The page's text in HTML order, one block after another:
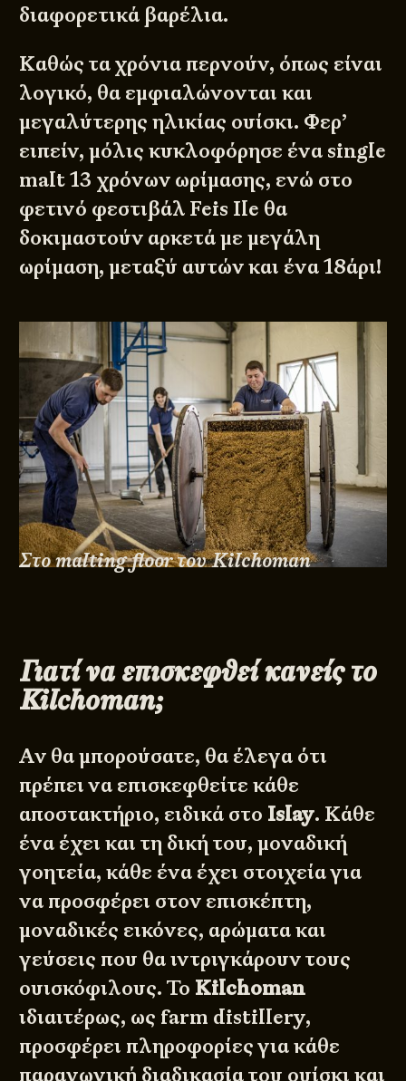
διαφορετικά βαρέλια.
Καθώς τα χρόνια περνούν, όπως είναι
λογικό, θα εμφιαλώνονται και
μεγαλύτερης ηλικίας ουίσκι. Φερ’
ειπείν, μόλις κυκλοφόρησε ένα single
malt 13 χρόνων ωρίμασης, ενώ στο
φετινό φεστιβάλ Feis Ile θα
δοκιμαστούν αρκετά με μεγάλη
ωρίμαση, μεταξύ αυτών και ένα 18άρι!
Στο malting floor του Kilchoman
Γιατί να επισκεφθεί κανείς το
Kilchoman;
Αν θα μπορούσατε, θα έλεγα ότι
πρέπει να επισκεφθείτε κάθε
αποστακτήριο, ειδικά στο Islay. Κάθε
ένα έχει και τη δική του, μοναδική
γοητεία, κάθε ένα έχει στοιχεία για
να προσφέρει στον επισκέπτη,
μοναδικές εικόνες, αρώματα και
γεύσεις που θα ιντριγκάρουν τους
ουισκόφιλους. Το Kilchoman
ιδιαιτέρως, ως farm distillery,
προσφέρει πληροφορίες για κάθε
παραγωγική διαδικασία του ουίσκι και
© 2011 - 2026
BITTERBOOZE
DESIGNED BY